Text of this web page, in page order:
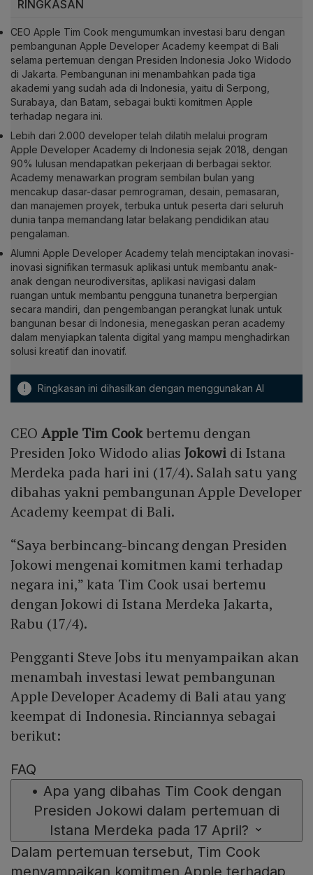
RINGKASAN
CEO Apple Tim Cook mengumumkan investasi baru dengan
pembangunan Apple Developer Academy keempat di Bali
selama pertemuan dengan Presiden Indonesia Joko Widodo
di Jakarta. Pembangunan ini menambahkan pada tiga
akademi yang sudah ada di Indonesia, yaitu di Serpong,
Surabaya, dan Batam, sebagai bukti komitmen Apple
terhadap negara ini.
Lebih dari 2.000 developer telah dilatih melalui program
Apple Developer Academy di Indonesia sejak 2018, dengan
90% lulusan mendapatkan pekerjaan di berbagai sektor.
Academy menawarkan program sembilan bulan yang
mencakup dasar-dasar pemrograman, desain, pemasaran,
dan manajemen proyek, terbuka untuk peserta dari seluruh
dunia tanpa memandang latar belakang pendidikan atau
pengalaman.
Alumni Apple Developer Academy telah menciptakan inovasi-
inovasi signifikan termasuk aplikasi untuk membantu anak-
anak dengan neurodiversitas, aplikasi navigasi dalam
ruangan untuk membantu pengguna tunanetra berpergian
secara mandiri, dan pengembangan perangkat lunak untuk
bangunan besar di Indonesia, menegaskan peran academy
dalam menyiapkan talenta digital yang mampu menghadirkan
solusi kreatif dan inovatif.
! Ringkasan ini dihasilkan dengan menggunakan AI
CEO Apple Tim Cookbertemu dengan
Presiden Joko Widodo aliasJokowidi Istana
Merdeka pada hari ini (17/4). Salah satu yang
dibahas yakni pembangunan Apple Developer
Academy keempat di Bali.
“Saya berbincang-bincang dengan Presiden
Jokowi mengenai komitmen kami terhadap
negara ini,” kata Tim Cook usai bertemu
dengan Jokowi di Istana Merdeka Jakarta,
Rabu (17/4).
Pengganti Steve Jobs itu menyampaikan akan
menambah investasi lewat pembangunan
Apple Developer Academy di Bali atau yang
keempat di Indonesia. Rinciannya sebagai
berikut:
FAQ
• Apa yang dibahas Tim Cook dengan
Presiden Jokowi dalam pertemuan di
Istana Merdeka pada 17 April?
Dalam pertemuan tersebut, Tim Cook